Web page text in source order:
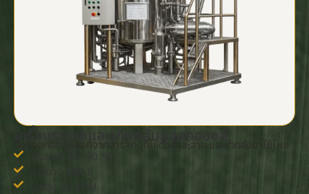
เครื่องระเหยและเก็บกลับแอลกอฮอล์
ดึงแอลกอฮอล์ออกจากสารสกัดที่ใช้ตัวทำละลาย และนำกลับมาใช้ใหม่
อุณหภูมิ 30–60 °C